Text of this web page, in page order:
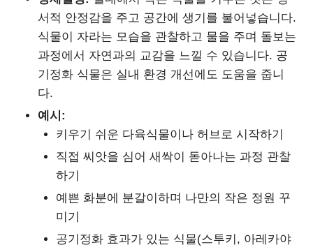
서적 안정감을 주고 공간에 생기를 불어넣습니다.
식물이 자라는 모습을 관찰하고 물을 주며 돌보는
과정에서 자연과의 교감을 느낄 수 있습니다. 공
기정화 식물은 실내 환경 개선에도 도움을 줍니
다.
예시:
키우기 쉬운 다육식물이나 허브로 시작하기
직접 씨앗을 심어 새싹이 돋아나는 과정 관찰
하기
예쁜 화분에 분갈이하며 나만의 작은 정원 꾸
미기
공기정화 효과가 있는 식물(스투키, 아레카야